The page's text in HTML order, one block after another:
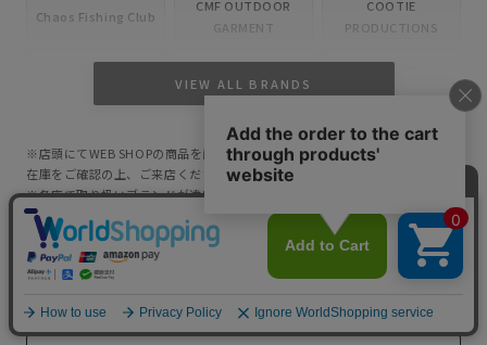
Chaos Fishing Club
CMF OUTDOOR
GARMENT
COOTIE
PRODUCTIONS
GLAD HAND HIDE AND SEEK
INCOMPLETE
TOKYO
Little Yarmouth
MASSES
PORKCHOP GARAGE
RADIALL RATS ROTTWEILER
VIEW ALL BRANDS
※店頭にてWEB SHOPの商品を直接ご覧になりたい際は、あらかじめ各店の
在庫をご確認の上、ご来店くださいますよう宜しくお願い申し上げます。
※各店で取り扱いブランドが違います。
SHOPPING GUIDE
お買い物ガイド